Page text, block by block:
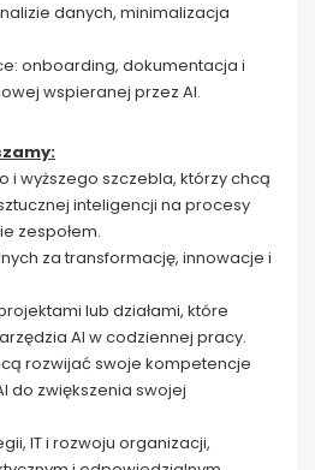
danych, minimalizacja
onboarding, dokumentacja i
wspieranej przez AI.
i wyższego szczebla, którzy chcą
inteligencji na procesy
zespołem.
za transformację, innowacje i
lub działami, które
AI w codziennej pracy.
rozwijać swoje kompetencje
do zwiększenia swojej
IT i rozwoju organizacji,